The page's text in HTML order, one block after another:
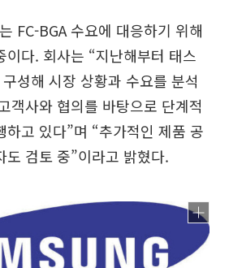
FC-BGA 수요에 대응하기 위해
이다. 회사는 “지난해부터 태스
성해 시장 상황과 수요를 분석
객사와 협의를 바탕으로 단계적
하고 있다”며 “추가적인 제품 공
도 검토 중”이라고 밝혔다.